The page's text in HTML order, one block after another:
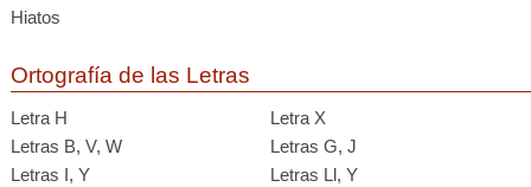
Hiatos
Ortografía de las Letras
Letra H
Letra X
Letras B, V, W
Letras G, J
Letras I, Y
Letras Ll, Y